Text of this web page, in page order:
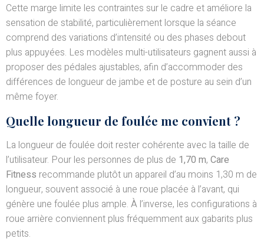
Cette marge limite les contraintes sur le cadre et améliore la
sensation de stabilité, particulièrement lorsque la séance
comprend des variations d’intensité ou des phases debout
plus appuyées. Les modèles multi-utilisateurs gagnent aussi à
proposer des pédales ajustables, afin d’accommoder des
différences de longueur de jambe et de posture au sein d’un
même foyer.
Quelle longueur de foulée me convient ?
La longueur de foulée doit rester cohérente avec la taille de
l’utilisateur. Pour les personnes de plus de 1,70 m, Care
Fitness recommande plutôt un appareil d’au moins 1,30 m de
longueur, souvent associé à une roue placée à l’avant, qui
génère une foulée plus ample. À l’inverse, les configurations à
roue arrière conviennent plus fréquemment aux gabarits plus
petits.